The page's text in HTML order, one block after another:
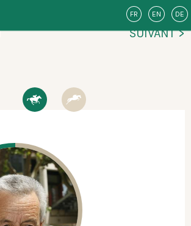
FR EN DE
SUIVANT >